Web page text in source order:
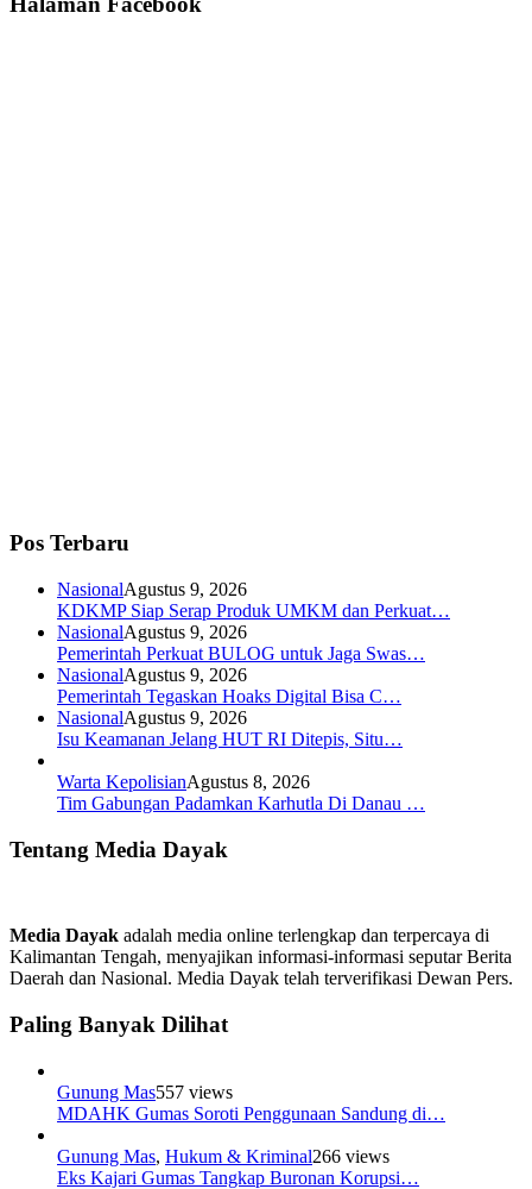
Pos Terbaru
NasionalAgustus 9, 2026
KDKMP Siap Serap Produk UMKM dan Perkuat…
NasionalAgustus 9, 2026
Pemerintah Perkuat BULOG untuk Jaga Swas…
NasionalAgustus 9, 2026
Pemerintah Tegaskan Hoaks Digital Bisa C…
NasionalAgustus 9, 2026
Isu Keamanan Jelang HUT RI Ditepis, Situ…
Warta KepolisianAgustus 8, 2026
Tim Gabungan Padamkan Karhutla Di Danau …
Tentang Media Dayak
Media Dayak adalah media online terlengkap dan terpercaya di
Kalimantan Tengah, menyajikan informasi-informasi seputar Berita
Daerah dan Nasional. Media Dayak telah terverifikasi Dewan Pers.
Paling Banyak Dilihat
Gunung Mas557 views
MDAHK Gumas Soroti Penggunaan Sandung di…
Gunung Mas, Hukum & Kriminal266 views
Eks Kajari Gumas Tangkap Buronan Korupsi…